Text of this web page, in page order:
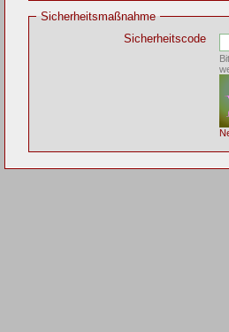
Sicherheitsmaßnahme
Sicherheitscode